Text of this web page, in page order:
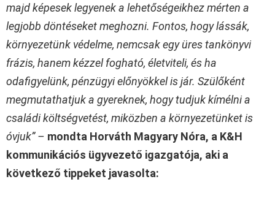
majd képesek legyenek a lehetőségeikhez mérten a
legjobb döntéseket meghozni. Fontos, hogy lássák,
környezetünk védelme, nemcsak egy üres tankönyvi
frázis, hanem kézzel fogható, életviteli, és ha
odafigyelünk, pénzügyi előnyökkel is jár. Szülőként
megmutathatjuk a gyereknek, hogy tudjuk kímélni a
családi költségvetést, miközben a környezetünket is
óvjuk” – mondta Horváth Magyary Nóra, a K&H
kommunikációs ügyvezető igazgatója, aki a
következő tippeket javasolta: